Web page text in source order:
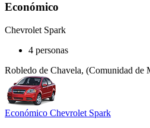
Económico
Chevrolet Spark
4 personas
Robledo de Chavela, (Comunidad de
Económico Chevrolet Spark